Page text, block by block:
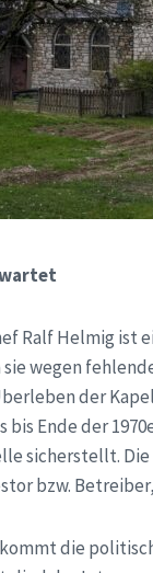
Ralf Helmig ist
wegen
der
Ende der
sicherstellt. Die
bzw.
die